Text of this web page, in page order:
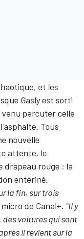
et les
Gasly est sorti
percuter celle
Tous
nouvelle
attente, le
drapeau rouge : la
entériné.
la fin, sur trois
de Canal+. "Il y
voitures qui sont
il revient sur la